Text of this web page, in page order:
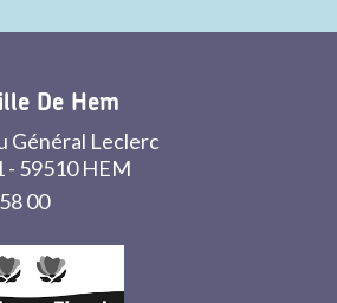
De Hem
Général Leclerc
- 59510 HEM
00